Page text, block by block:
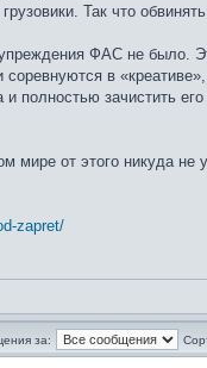
Так что
ФАС не было.
в
полностью зачистить
мире от этого никуда
zapret/
за: